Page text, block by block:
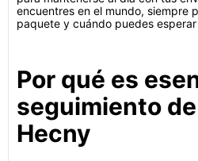
encuentres en el mundo, siempre
paquete y cuándo puedes
Por qué es
seguimiento
Hecny